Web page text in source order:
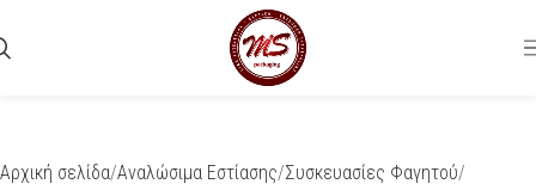
Αρχική σελίδα Αναλώσιμα Εστίασης Συσκευασίες Φαγητού